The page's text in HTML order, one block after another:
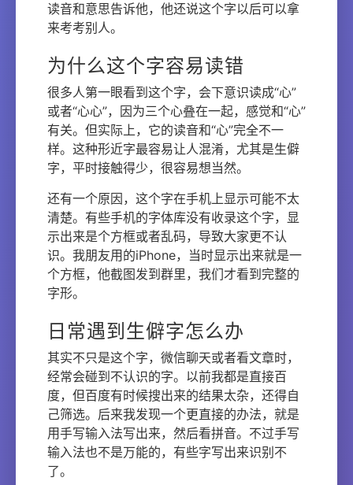
读音和意思告诉他，他还说这个字以后可以拿
来考考别人。
为什么这个字容易读错
很多人第一眼看到这个字，会下意识读成“心”
或者“心心”，因为三个心叠在一起，感觉和“心”
有关。但实际上，它的读音和“心”完全不一
样。这种形近字最容易让人混淆，尤其是生僻
字，平时接触得少，很容易想当然。
还有一个原因，这个字在手机上显示可能不太
清楚。有些手机的字体库没有收录这个字，显
示出来是个方框或者乱码，导致大家更不认
识。我朋友用的iPhone，当时显示出来就是一
个方框，他截图发到群里，我们才看到完整的
字形。
日常遇到生僻字怎么办
其实不只是这个字，微信聊天或者看文章时，
经常会碰到不认识的字。以前我都是直接百
度，但百度有时候搜出来的结果太杂，还得自
己筛选。后来我发现一个更直接的办法，就是
用手写输入法写出来，然后看拼音。不过手写
输入法也不是万能的，有些字写出来识别不
了。